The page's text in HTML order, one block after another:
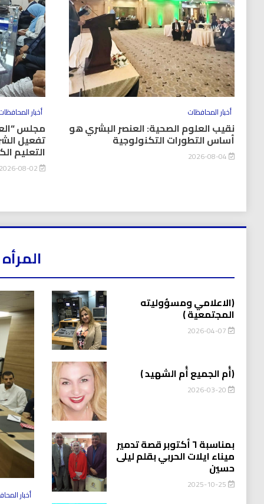
أخبار المحافظات
نقيب العلوم الصحية: العنصر البشري هو
أساس التطورات التكنولوجية
أخبار
مجلس
تفعيل
التعليم
أخبار
(الاعلامي ومسؤوليته
المجتمعية )
2026-04-07
(أُم الجميع أُم الشهيد )
2026-03-20
بمناسبة ٦ أكتوبر قصة تدمير
ميناء ايلات الحربي بقلم ليلى
حسين
2025-10-25